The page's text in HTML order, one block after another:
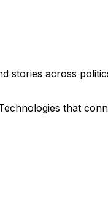
stories across
that